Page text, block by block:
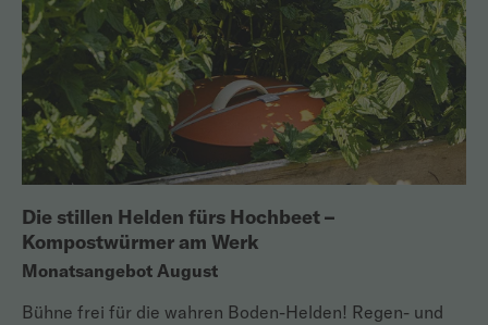
Die stillen Helden fürs Hochbeet –
Kompostwürmer am Werk
Monatsangebot August
Bühne frei für die wahren Boden-Helden! Regen- und